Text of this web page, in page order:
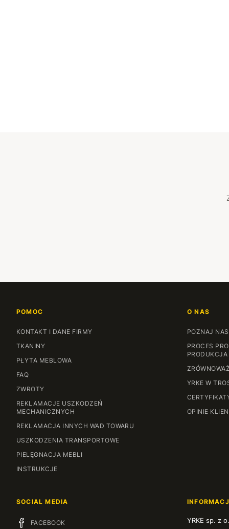
POMOC
KONTAKT I DANE FIRMY
TKANINY
PŁYTA MEBLOWA
FAQ
ZWROTY
REKLAMACJE USZKODZEŃ
MECHANICZNYCH
REKLAMACJA INNYCH WAD TOWARU
USZKODZENIA TRANSPORTOWE
PIELĘGNACJA MEBLI
INSTRUKCJE
O NAS
POZNAJ
PROCES
PRODUKCJA
YRKE W
OPINIE
SOCIAL MEDIA
FACEBOOK
YRKE sp. z